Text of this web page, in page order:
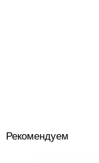
Рекомендуем